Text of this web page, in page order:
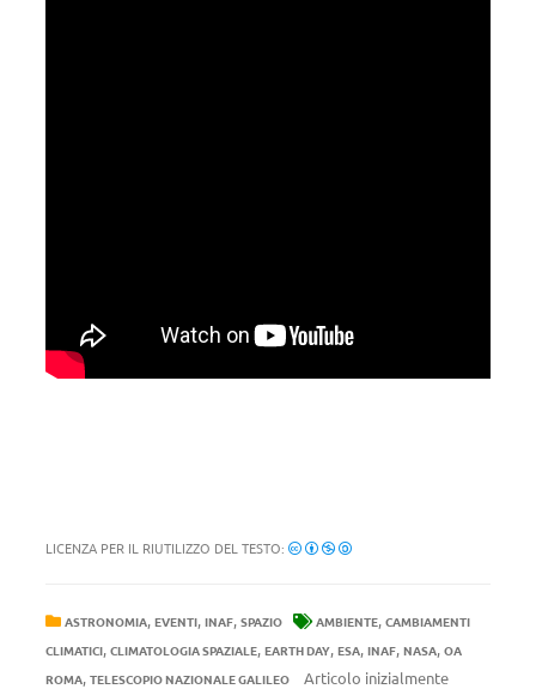
LICENZA PER IL RIUTILIZZO DEL TESTO:
ASTRONOMIA, EVENTI, INAF, SPAZIO AMBIENTE, CAMBIAMENTI
CLIMATICI, CLIMATOLOGIA SPAZIALE, EARTH DAY, ESA, INAF, NASA, OA
ROMA, TELESCOPIO NAZIONALE GALILEO
Articolo inizialmente